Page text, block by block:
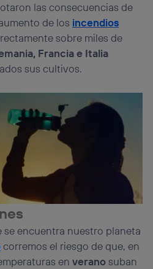
las consecuencias de
de los incendios
sobre miles de
Francia e Italia
sus cultivos.
se encuentra nuestro planeta
corremos el riesgo de que, en
enveranosuban